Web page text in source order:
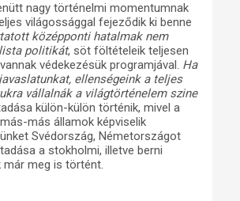
nagy történelmi momentumnak
világossággal fejeződik ki benne
középponti hatalmak nem
politikát, söt föltételeik teljesen
védekezésük programjával. Ha
ellenségeink a teljes
vállalnák a világtörténelem szine
külön-külön történik, mivel a
más államok képviselik
Svédország, Németországot
a stokholmi, illetve berni
már meg is történt.